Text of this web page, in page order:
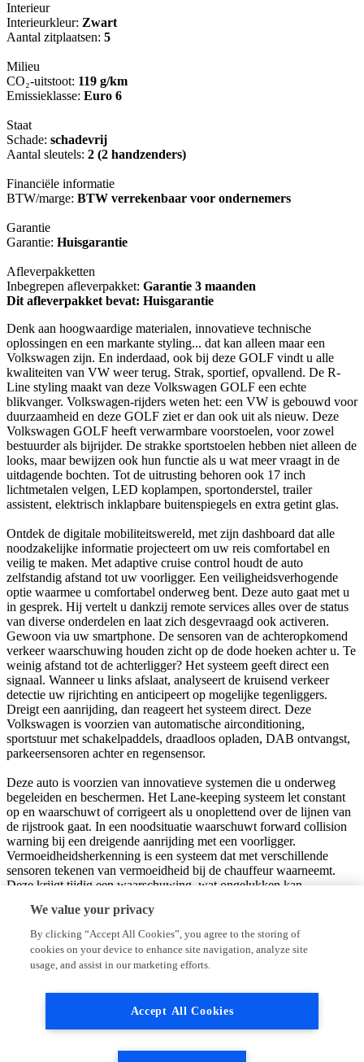
Interieur
Interieurkleur: Zwart
Aantal zitplaatsen: 5
Milieu
CO₂-uitstoot: 119 g/km
Emissieklasse: Euro 6
Staat
Schade: schadevrij
Aantal sleutels: 2 (2 handzenders)
Financiële informatie
BTW/marge: BTW verrekenbaar voor ondernemers
Garantie
Garantie: Huisgarantie
Afleverpakketten
Inbegrepen afleverpakket: Garantie 3 maanden
Dit afleverpakket bevat: Huisgarantie
Denk aan hoogwaardige materialen, innovatieve technische
oplossingen en een markante styling... dat kan alleen maar een
Volkswagen zijn. En inderdaad, ook bij deze GOLF vindt u alle
kwaliteiten van VW weer terug. Strak, sportief, opvallend. De R-
Line styling maakt van deze Volkswagen GOLF een echte
blikvanger. Volkswagen-rijders weten het: een VW is gebouwd voor
duurzaamheid en deze GOLF ziet er dan ook uit als nieuw. Deze
Volkswagen GOLF heeft verwarmbare voorstoelen, voor zowel
bestuurder als bijrijder. De strakke sportstoelen hebben niet alleen de
looks, maar bewijzen ook hun functie als u wat meer vraagt in de
uitdagende bochten. Tot de uitrusting behoren ook 17 inch
lichtmetalen velgen, LED koplampen, sportonderstel, trailer
assistent, elektrisch inklapbare buitenspiegels en extra getint glas.
Ontdek de digitale mobiliteitswereld, met zijn dashboard dat alle
noodzakelijke informatie projecteert om uw reis comfortabel en
veilig te maken. Met adaptive cruise control houdt de auto
zelfstandig afstand tot uw voorligger. Een veiligheidsverhogende
optie waarmee u comfortabel onderweg bent. Deze auto gaat met u
in gesprek. Hij vertelt u dankzij remote services alles over de status
van diverse onderdelen en laat zich desgevraagd ook activeren.
Gewoon via uw smartphone. De sensoren van de achteropkomend
verkeer waarschuwing houden zicht op de dode hoeken achter u. Te
weinig afstand tot de achterligger? Het systeem geeft direct een
signaal. Wanneer u links afslaat, analyseert de kruisend verkeer
detectie uw rijrichting en anticipeert op mogelijke tegenliggers.
Dreigt een aanrijding, dan reageert het systeem direct. Deze
Volkswagen is voorzien van automatische airconditioning,
sportstuur met schakelpaddels, draadloos opladen, DAB ontvangst,
parkeersensoren achter en regensensor.
Deze auto is voorzien van innovatieve systemen die u onderweg
begeleiden en beschermen. Het Lane-keeping systeem let constant
op en waarschuwt of corrigeert als u onoplettend over de lijnen van
de rijstrook gaat. In een noodsituatie waarschuwt forward collision
warning bij een dreigende aanrijding met een voorligger.
Vermoeidheidsherkenning is een systeem dat met verschillende
sensoren tekenen van vermoeidheid bij de chauffeur waarneemt.
Deze krijgt tijdig een waarschuwing, wat ongelukken kan
dodehoekdetectie, accident avoidance system, hill hold functie,
frontale botsbescherming en bandenspanningcontrolesysteem.
Heeft u serieus interesse in deze auto? Bel of mail ons dan voor een
afspraak.
We value your privacy
By clicking “Accept All Cookies”, you agree to the storing of
cookies on your device to enhance site navigation, analyze site
usage, and assist in our marketing efforts.
Accept All Cookies